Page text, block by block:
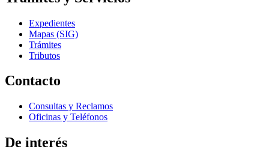
Expedientes
Mapas (SIG)
Trámites
Tributos
Contacto
Consultas y Reclamos
Oficinas y Teléfonos
De interés